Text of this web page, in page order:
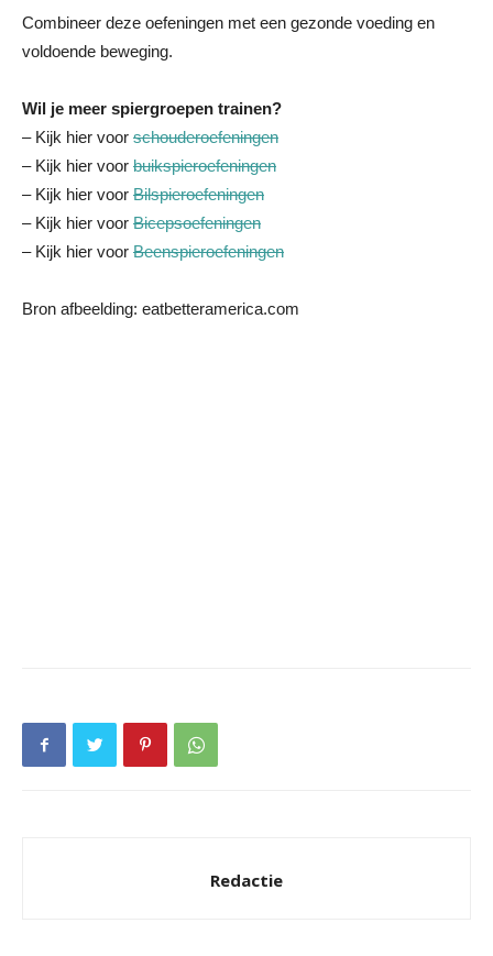
Combineer deze oefeningen met een gezonde voeding en
voldoende beweging.
Wil je meer spiergroepen trainen?
– Kijk hier voor schouderoefeningen
– Kijk hier voor buikspieroefeningen
– Kijk hier voor Bilspieroefeningen
– Kijk hier voor Bicepsoefeningen
– Kijk hier voor Beenspieroefeningen
Bron afbeelding: eatbetteramerica.com
Redactie